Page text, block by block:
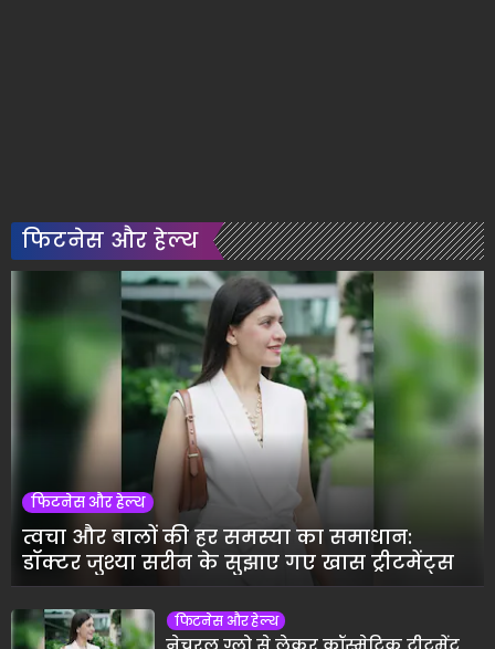
फिटनेस और हेल्थ
फिटनेस और हेल्थ
त्वचा और बालों की हर समस्या का समाधान:
डॉक्टर जुश्या सरीन के सुझाए गए खास ट्रीटमेंट्स
फिटनेस और हेल्थ